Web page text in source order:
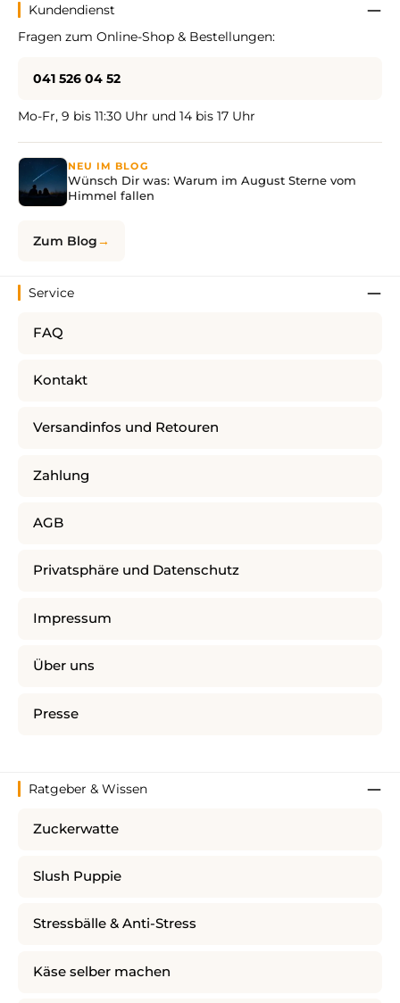
Kundendienst
Fragen zum Online-Shop & Bestellungen:
041 526 04 52
Mo-Fr, 9 bis 11:30 Uhr und 14 bis 17 Uhr
NEU IM BLOG
Wünsch Dir was: Warum im August Sterne vom
Himmel fallen
Zum Blog
Service
FAQ
Kontakt
Versandinfos und Retouren
Zahlung
AGB
Privatsphäre und Datenschutz
Impressum
Über uns
Presse
Ratgeber & Wissen
Zuckerwatte
Slush Puppie
Stressbälle & Anti-Stress
Käse selber machen